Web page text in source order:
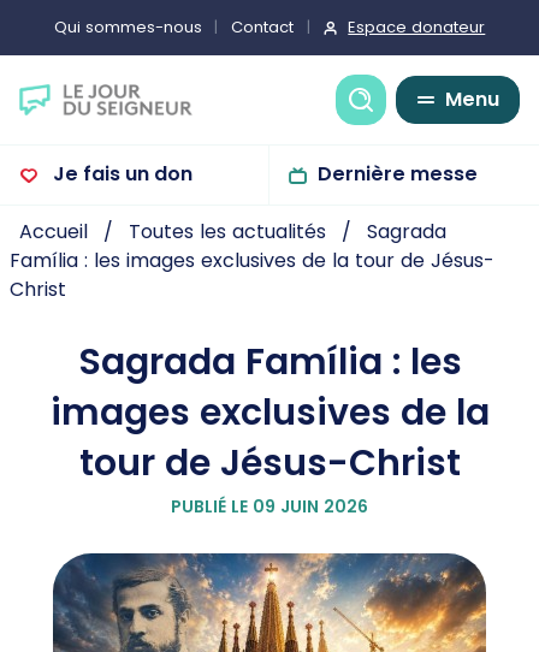
Qui sommes-nous Contact Espace donateur
Recherche
Menu
Je fais un don Dernière messe
Accueil Toutes les actualités
Sagrada
Família : les images exclusives de la tour de Jésus-
Christ
Sagrada Família : les
images exclusives de la
tour de Jésus-Christ
PUBLIÉ LE 09 JUIN 2026